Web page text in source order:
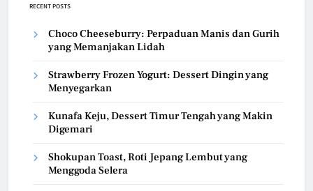
RECENT POSTS
Choco Cheeseburry: Perpaduan Manis dan Gurih
yang Memanjakan Lidah
Strawberry Frozen Yogurt: Dessert Dingin yang
Menyegarkan
Kunafa Keju, Dessert Timur Tengah yang Makin
Digemari
Shokupan Toast, Roti Jepang Lembut yang
Menggoda Selera